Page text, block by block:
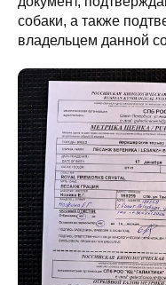
собаки, а также
владельцем данной